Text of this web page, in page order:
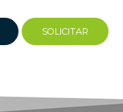
SOLICITAR